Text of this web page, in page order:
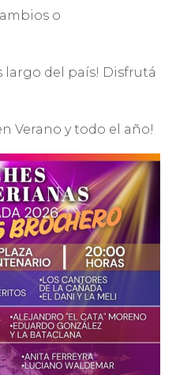
o
largo del país! Disfrutá
Verano y todo el año!